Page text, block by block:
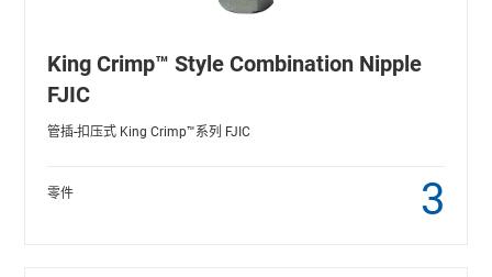
King Crimp™ Style Combination Nipple
FJIC
管插-扣压式 King Crimp™系列 FJIC
零件 3